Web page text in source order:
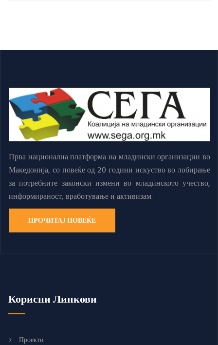
Прва национална платформа на младински организации во
Македонија, со повеќе од 20 години искуство во лобирање
за потребните законски измени во младинското учество,
информираност, вработување и активизам.
ПРОЧИТАЈ ПОВЕЌЕ
Корисни Линкови
Проекти